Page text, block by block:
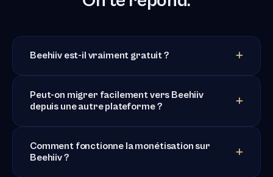
Beehiiv est-il vraiment gratuit ?
Peut-on migrer facilement vers Beehiiv
depuis une autre plateforme ?
Comment fonctionne la monétisation sur
Beehiiv ?